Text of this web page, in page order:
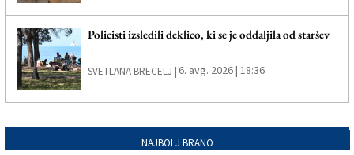
Policisti izsledili deklico, ki se je oddaljila od staršev
SVETLANA BRECELJ | 6. avg. 2026 | 18:36
NAJBOLJ BRANO